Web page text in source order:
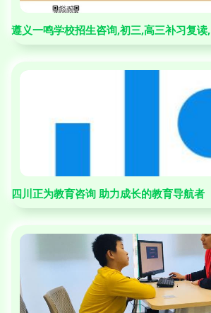
遵义一鸣学校招生咨询,初三,高三补习复读,
四川正为教育咨询 助力成长的教育导航者